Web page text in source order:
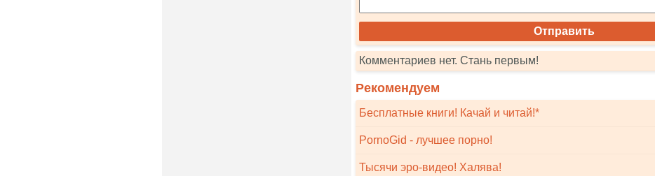
Комментариев нет. Стань первым!
Рекомендуем
Бесплатные книги! Качай и читай!*
PornoGid - лучшее порно!
Тысячи эро-видео! Халява!